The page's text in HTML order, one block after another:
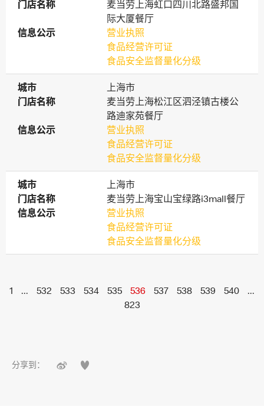
门店名称
门店名称
麦当劳上海虹口四川北路盛邦国
际大厦餐厅
信息公示
信息公示
营业执照
食品经营许可证
食品安全监督量化分级
城市
城市
上海市
门店名称
门店名称
麦当劳上海松江区泗泾镇古楼公
路迪家苑餐厅
信息公示
信息公示
营业执照
食品经营许可证
食品安全监督量化分级
城市
城市
上海市
门店名称
门店名称
麦当劳上海宝山宝绿路i3mall餐厅
信息公示
信息公示
营业执照
食品经营许可证
食品安全监督量化分级
1 ... 532 533 534 535 536 537 538 539 540
...
823
分享到：  